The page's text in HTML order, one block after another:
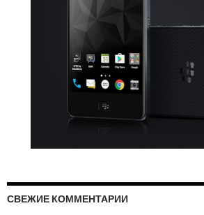
СВЕЖИЕ КОММЕНТАРИИ